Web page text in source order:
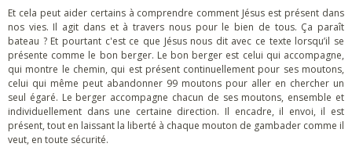
Et cela peut aider certains à comprendre comment Jésus est présent dans
nos vies. Il agit dans et à travers nous pour le bien de tous. Ça paraît
bateau ? Et pourtant c'est ce que Jésus nous dit avec ce texte lorsqu’il se
présente comme le bon berger. Le bon berger est celui qui accompagne,
qui montre le chemin, qui est présent continuellement pour ses moutons,
celui qui même peut abandonner 99 moutons pour aller en chercher un
seul égaré. Le berger accompagne chacun de ses moutons, ensemble et
individuellement dans une certaine direction. Il encadre, il envoi, il est
présent, tout en laissant la liberté à chaque mouton de gambader comme il
veut, en toute sécurité.